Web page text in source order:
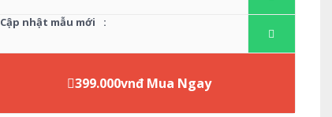
Cập nhật mẫu mới :
399.000vnđ Mua Ngay